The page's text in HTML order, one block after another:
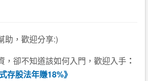
助，歡迎分享:)
，卻不知道該如何入門，歡迎入手 ：
存股法年賺18%》